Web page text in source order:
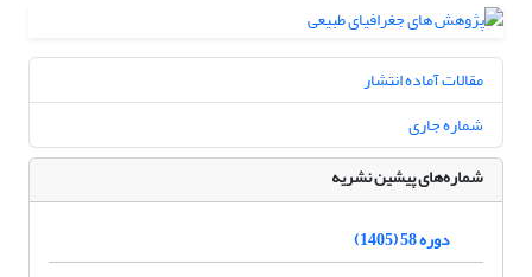
مقالات آماده انتشار
شماره جاری
شماره‌های پیشین نشریه
دوره 58 (1405)